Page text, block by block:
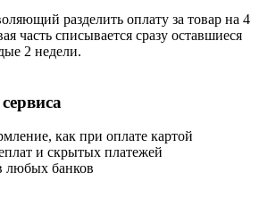
разделить оплату за товар на 4
часть списывается сразу оставшиеся
2 недели.
как при оплате картой
и скрытых платежей
любых банков